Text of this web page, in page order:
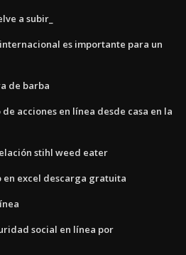
a subir_
es importante para un
de barba
acciones en línea desde casa en la
stihl weed eater
excel descarga gratuita
social en línea por